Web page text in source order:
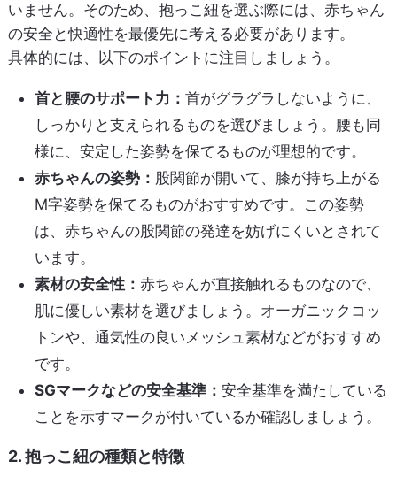
いません。そのため、抱っこ紐を選ぶ際には、赤ちゃん
の安全と快適性を最優先に考える必要があります。
具体的には、以下のポイントに注目しましょう。
首と腰のサポート力： 首がグラグラしないように、
しっかりと支えられるものを選びましょう。腰も同
様に、安定した姿勢を保てるものが理想的です。
赤ちゃんの姿勢： 股関節が開いて、膝が持ち上がる
M字姿勢を保てるものがおすすめです。この姿勢
は、赤ちゃんの股関節の発達を妨げにくいとされて
います。
素材の安全性： 赤ちゃんが直接触れるものなので、
肌に優しい素材を選びましょう。オーガニックコッ
トンや、通気性の良いメッシュ素材などがおすすめ
です。
SGマークなどの安全基準： 安全基準を満たしている
ことを示すマークが付いているか確認しましょう。
2. 抱っこ紐の種類と特徴